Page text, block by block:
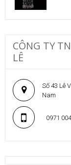
CÔNG TY
LÊ
Số 43 Lê
Nam
0971